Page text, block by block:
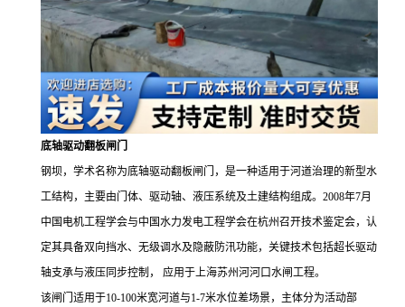
底轴驱动翻板闸门
钢坝，学术名称为底轴驱动翻板闸门，是一种适用于河道治理的新型水
工结构，主要由门体、驱动轴、液压系统及土建结构组成。 2008年7月
中国电机工程学会与中国水力发电工程学会在杭州召开技术鉴定会，认
定其具备双向挡水、无级调水及隐蔽防汛功能，关键技术包括超长驱动
轴支承与液压同步控制， 应用于上海苏州河河口水闸工程。
该闸门适用于10-100米宽河道与1-7米水位差场景，主体分为活动部